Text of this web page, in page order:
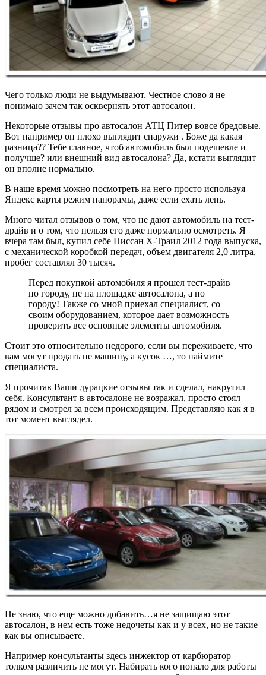
Чего только люди не выдумывают. Честное слово я не
понимаю зачем так осквернять этот автосалон.
Некоторые отзывы про автосалон АТЦ Питер вовсе бредовые.
Вот например он плохо выглядит снаружи . Боже да какая
разница?? Тебе главное, чтоб автомобиль был подешевле и
получше? или внешний вид автосалона? Да, кстати выглядит
он вполне нормально.
В наше время можно посмотреть на него просто используя
Яндекс карты режим панорамы, даже если ехать лень.
Много читал отзывов о том, что не дают автомобиль на тест-
драйв и о том, что нельзя его даже нормально осмотреть. Я
вчера там был, купил себе Ниссан Х-Траил 2012 года выпуска,
с механической коробкой передач, объем двигателя 2,0 литра,
пробег составлял 30 тысяч.
Перед покупкой автомобиля я прошел тест-драйв
по городу, не на площадке автосалона, а по
городу! Также со мной приехал специалист, со
своим оборудованием, которое дает возможность
проверить все основные элементы автомобиля.
Стоит это относительно недорого, если вы переживаете, что
вам могут продать не машину, а кусок …, то наймите
специалиста.
Я прочитав Ваши дурацкие отзывы так и сделал, накрутил
себя. Консультант в автосалоне не возражал, просто стоял
рядом и смотрел за всем происходящим. Представляю как я в
тот момент выглядел.
Не знаю, что еще можно добавить…я не защищаю этот
автосалон, в нем есть тоже недочеты как и у всех, но не такие
как вы описываете.
Например консультанты здесь инжектор от карбюратор
толком различить не могут. Набирать кого попало для работы